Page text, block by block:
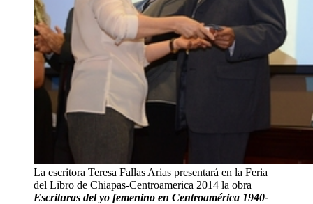
La escritora Teresa Fallas Arias presentará en la Feria
del Libro de Chiapas-Centroamerica 2014 la obra
Escrituras del yo femenino en Centroamérica 1940-